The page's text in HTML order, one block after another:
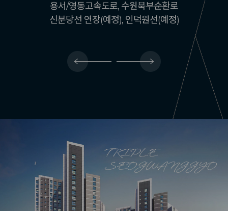
학교, 대형마트, 백화점, 대학병원